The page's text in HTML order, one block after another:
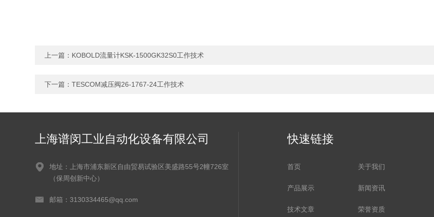
上一篇： KOBOLD流量计KSK-1500GK32S0工作技术
下一篇： TESCOM减压阀26-1767-24工作技术
上海谱闵工业自动化设备有限公司
地址：上海市浦东新区自由贸易试验区美盛路55号2幢726室
（保周创新中心）
邮箱：3130334465@qq.com
快速链接
首页 关于我们
产品展示 新闻资讯
技术文章 荣誉资质